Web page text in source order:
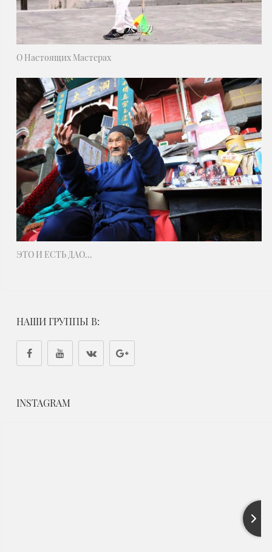
О Настоящих Мастерах
ЭТО И ЕСТЬ ДАО…
НАШИ ГРУППЫ В:
INSTAGRAM